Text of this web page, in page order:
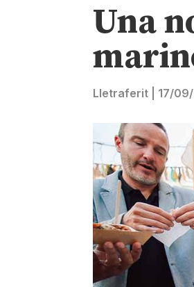
Una
Lletraferit 17/